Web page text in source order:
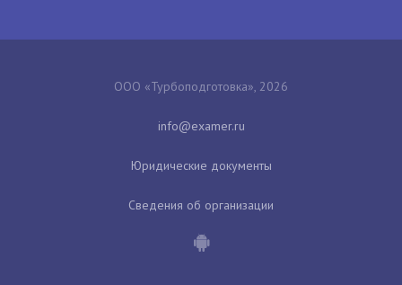
ООО «Турбоподготовка», 2026
Юридические документы
Сведения об организации